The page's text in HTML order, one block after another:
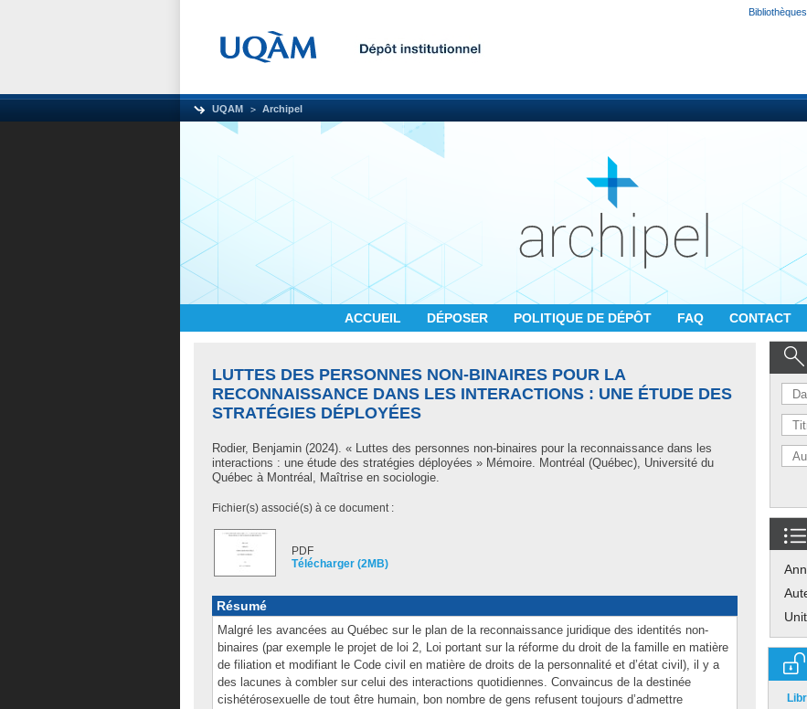
Bibliothèques
UQAM Archipel
ACCUEIL DÉPOSER POLITIQUE DE DÉPÔT FAQ CONTACT
LUTTES DES PERSONNES NON-BINAIRES POUR LA
RECONNAISSANCE DANS LES INTERACTIONS : UNE ÉTUDE DES
STRATÉGIES DÉPLOYÉES
Rodier, Benjamin (2024). « Luttes des personnes non-binaires pour la reconnaissance dans les
interactions : une étude des stratégies déployées » Mémoire. Montréal (Québec), Université du
Québec à Montréal, Maîtrise en sociologie.
Fichier(s) associé(s) à ce document :
PDF
Télécharger (2MB)
Résumé
Malgré les avancées au Québec sur le plan de la reconnaissance juridique des identités non-
binaires (par exemple le projet de loi 2, Loi portant sur la réforme du droit de la famille en matière
de filiation et modifiant le Code civil en matière de droits de la personnalité et d’état civil), il y a
des lacunes à combler sur celui des interactions quotidiennes. Convaincus de la destinée
cishétérosexuelle de tout être humain, bon nombre de gens refusent toujours d’admettre